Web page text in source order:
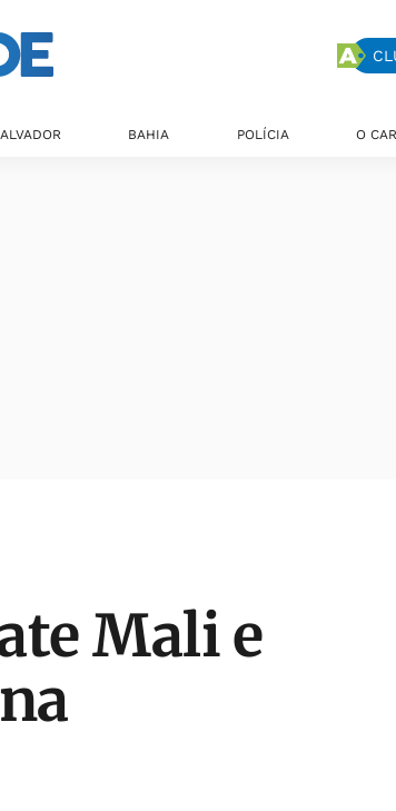
BAHIA POLÍCIA O
Mali e